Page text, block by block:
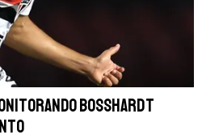
Bosshardt